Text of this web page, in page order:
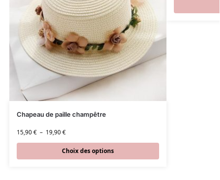
Chapeau de paille champêtre
15,90€ – 19,90€
Choix des options